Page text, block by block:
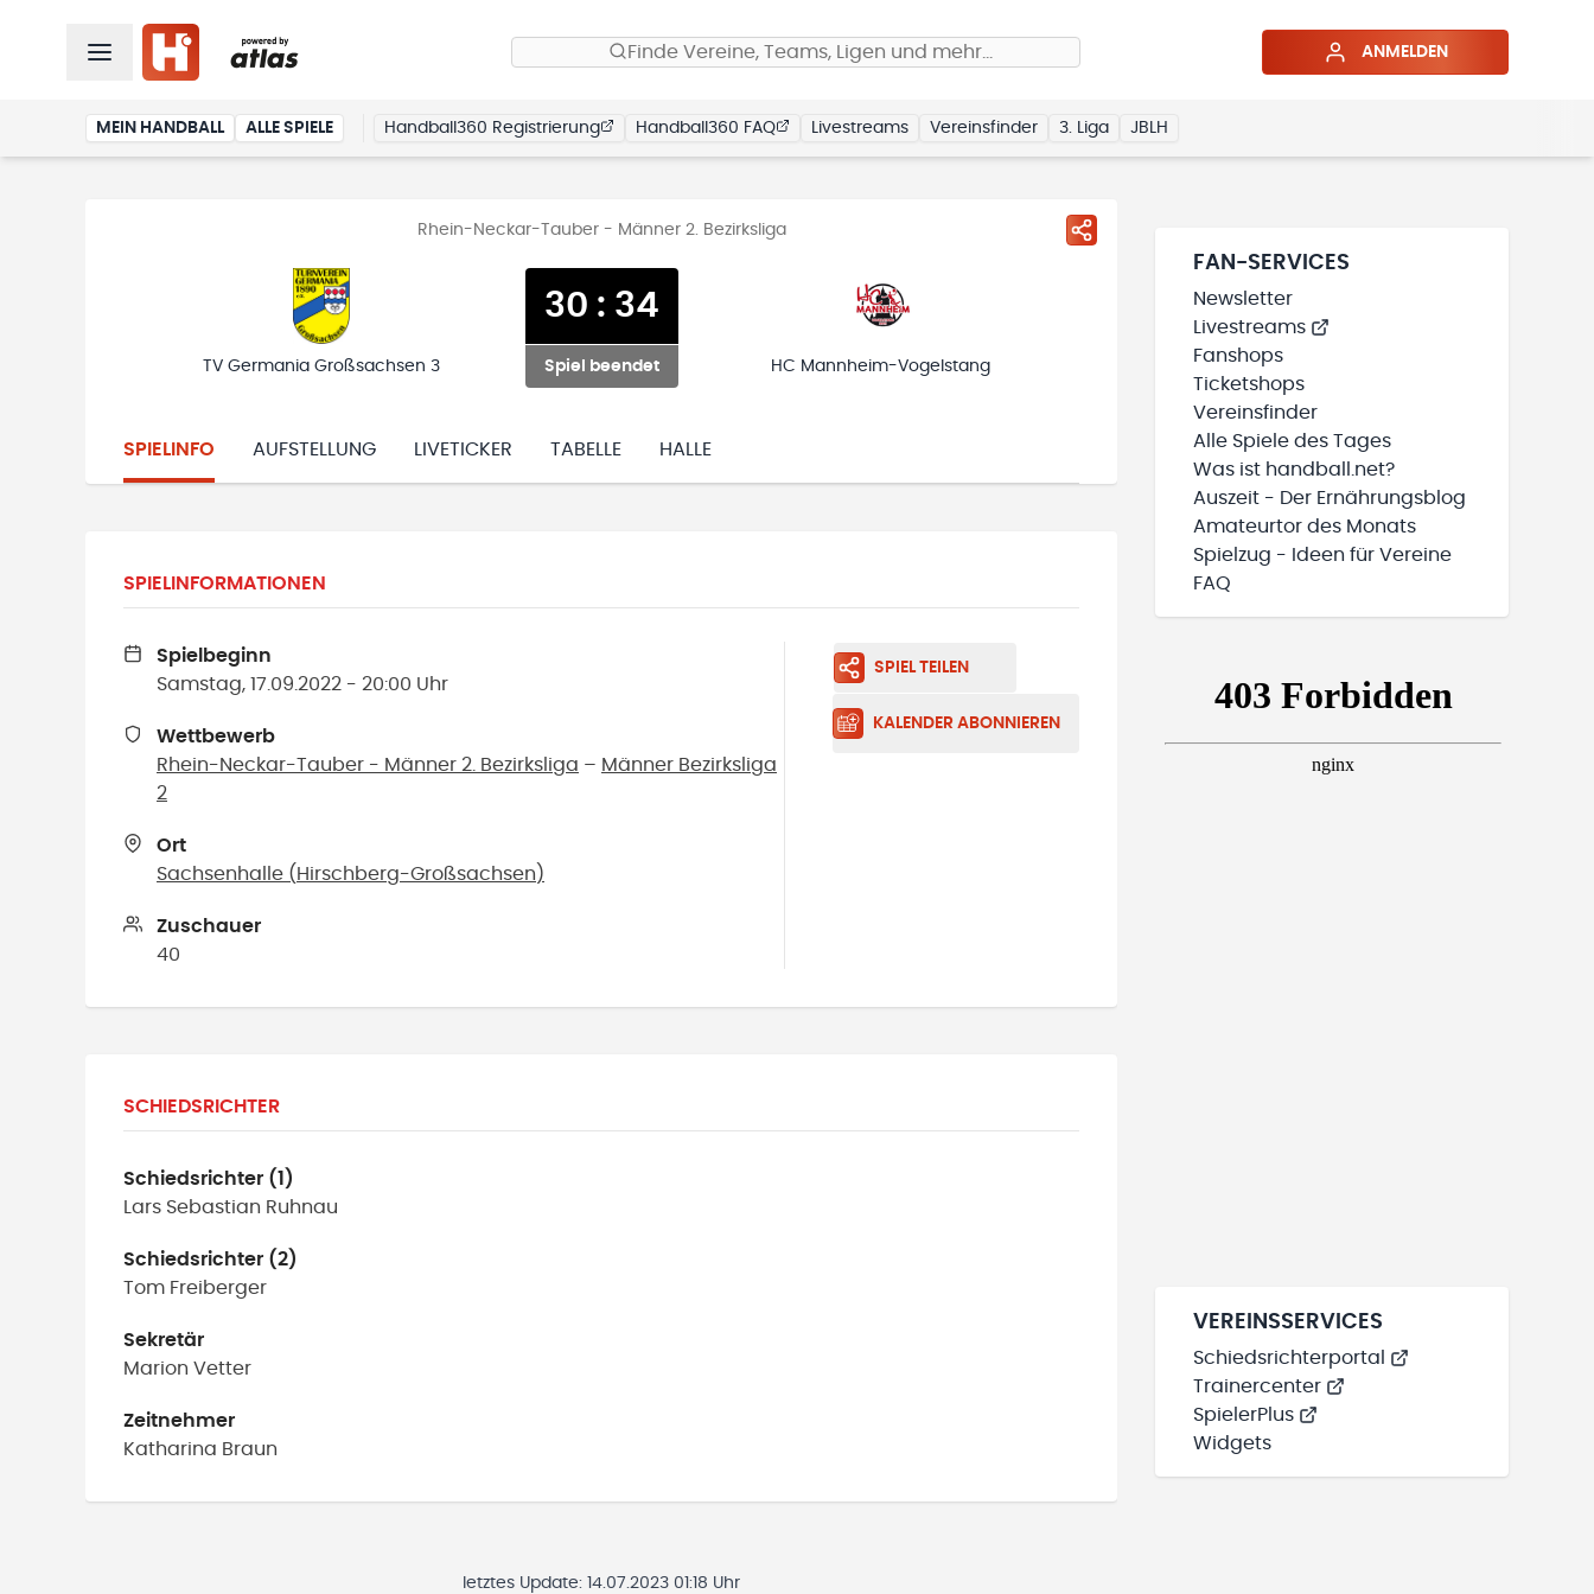
Finde Vereine, Teams, Ligen und mehr… ANMELDEN
MEIN HANDBALL ALLE SPIELE Handball360 Registrierung Handball360 FAQ Livestreams Vereinsfinder 3. Liga JBLH
Rhein-Neckar-Tauber - Männer 2. Bezirksliga
TV Germania Großsachsen 3
30 : 34
Spiel beendet HC Mannheim-Vogelstang
SPIELINFO AUFSTELLUNG LIVETICKER TABELLE HALLE
SPIELINFORMATIONEN
Spielbeginn
Samstag, 17.09.2022 - 20:00 Uhr
Wettbewerb
Rhein-Neckar-Tauber - Männer 2. Bezirksliga – Männer Bezirksliga
2
Ort
Sachsenhalle ( Hirschberg-Großsachsen )
Zuschauer
40
SPIEL TEILEN
KALENDER ABONNIEREN
SCHIEDSRICHTER
Schiedsrichter (1)
Lars Sebastian Ruhnau
Schiedsrichter (2)
Tom Freiberger
Sekretär
Marion Vetter
Zeitnehmer
Katharina Braun
letztes Update: 14.07.2023 01:18 Uhr
FAN-SERVICES
Newsletter
Livestreams
Fanshops
Ticketshops
Vereinsfinder
Alle Spiele des Tages
Was ist handball.net?
Auszeit - Der Ernährungsblog
Amateurtor des Monats
Spielzug - Ideen für Vereine
FAQ
VEREINSSERVICES
Schiedsrichterportal
Trainercenter
SpielerPlus
Widgets